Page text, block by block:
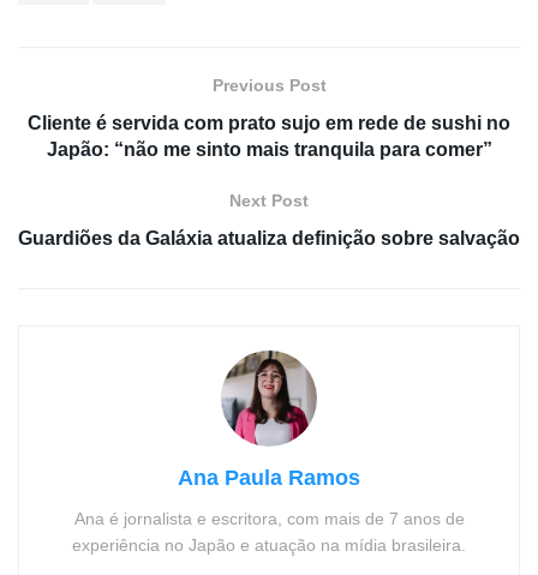
Previous Post
Cliente é servida com prato sujo em rede de sushi no
Japão: “não me sinto mais tranquila para comer”
Next Post
Guardiões da Galáxia atualiza definição sobre salvação
Ana Paula Ramos
Ana é jornalista e escritora, com mais de 7 anos de
experiência no Japão e atuação na mídia brasileira.